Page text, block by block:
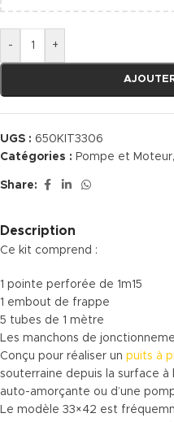
- +
UGS : 650KIT3306
Catégories : Pompe et Moteur,
Share:
Description
Ce kit comprend :
1 pointe perforée de 1m15
1 embout de frappe
5 tubes de 1 mètre
Les manchons de
Conçu pour réaliser un puits à
souterraine depuis la surface à
auto-amorçante ou d’une
Le modèle 33×42 est